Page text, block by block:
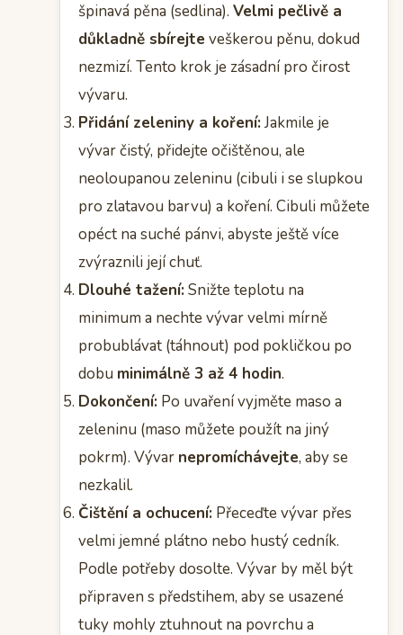
špinavá pěna (sedlina). Velmi pečlivě a
důkladně sbírejte veškerou pěnu, dokud
nezmizí. Tento krok je zásadní pro čirost
vývaru.
Přidání zeleniny a koření:Jakmile je
vývar čistý, přidejte očištěnou, ale
neoloupanou zeleninu (cibuli i se slupkou
pro zlatavou barvu) a koření. Cibuli můžete
opéct na suché pánvi, abyste ještě více
zvýraznili její chuť.
Dlouhé tažení:Snižte teplotu na
minimum a nechte vývar velmi mírně
probublávat (táhnout) pod pokličkou po
dobu minimálně 3 až 4 hodin.
Dokončení: Po uvaření vyjměte maso a
zeleninu (maso můžete použít na jiný
pokrm). Vývar nepromíchávejte, aby se
nezkalil.
Čištění a ochucení: Přeceďte vývar přes
velmi jemné plátno nebo hustý cedník.
Podle potřeby dosolte. Vývar by měl být
připraven s předstihem, aby se usazené
tuky mohly ztuhnout na povrchu a